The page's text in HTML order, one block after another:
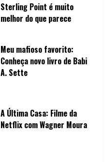
Sterling Point é muito
melhor do que parece
Meu mafioso favorito:
Conheça novo livro de Babi
A. Sette
A Última Casa: Filme da
Netflix com Wagner Moura